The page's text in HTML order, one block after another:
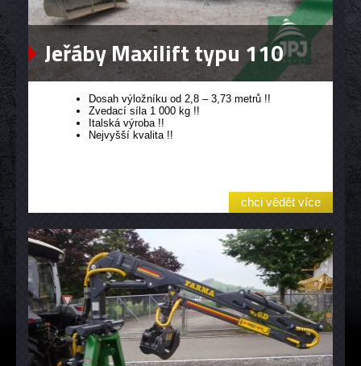
Jeřáby Maxilift typu 110
Dosah výložníku od 2,8 – 3,73 metrů !!
Zvedací síla 1 000 kg !!
Italská výroba !!
Nejvyšší kvalita !!
chci vědět více